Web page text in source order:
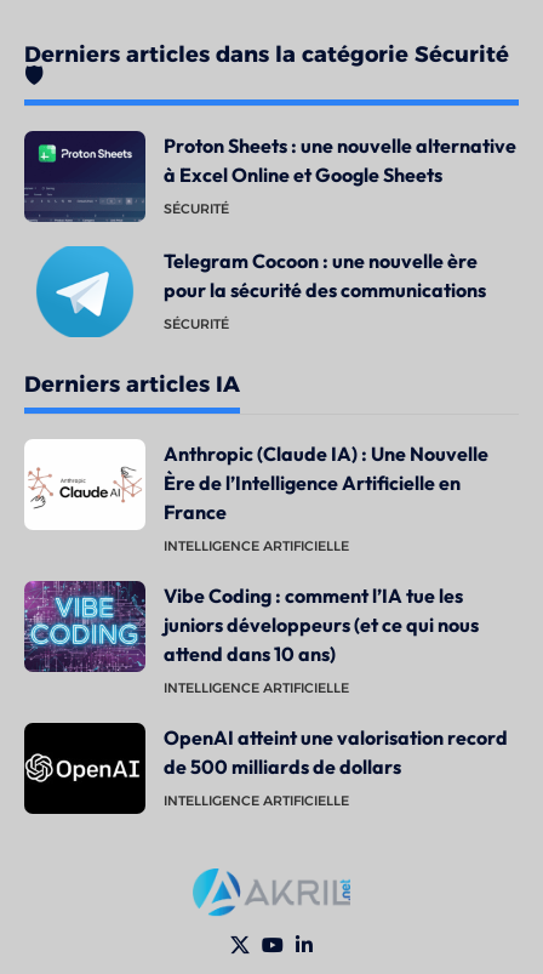
Derniers articles dans la catégorie Sécurité
🛡️
Proton Sheets : une nouvelle alternative
à Excel Online et Google Sheets
SÉCURITÉ
Telegram Cocoon : une nouvelle ère
pour la sécurité des communications
SÉCURITÉ
Derniers articles IA
Anthropic (Claude IA) : Une Nouvelle
Ère de l’Intelligence Artificielle en
France
INTELLIGENCE ARTIFICIELLE
Vibe Coding : comment l’IA tue les
juniors développeurs (et ce qui nous
attend dans 10 ans)
INTELLIGENCE ARTIFICIELLE
OpenAI atteint une valorisation record
de 500 milliards de dollars
INTELLIGENCE ARTIFICIELLE